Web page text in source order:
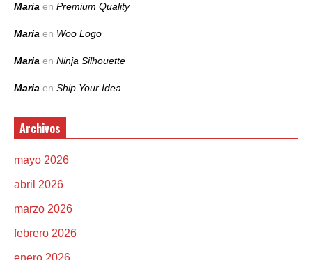
Maria en Premium Quality
Maria en Woo Logo
Maria en Ninja Silhouette
Maria en Ship Your Idea
Archivos
mayo 2026
abril 2026
marzo 2026
febrero 2026